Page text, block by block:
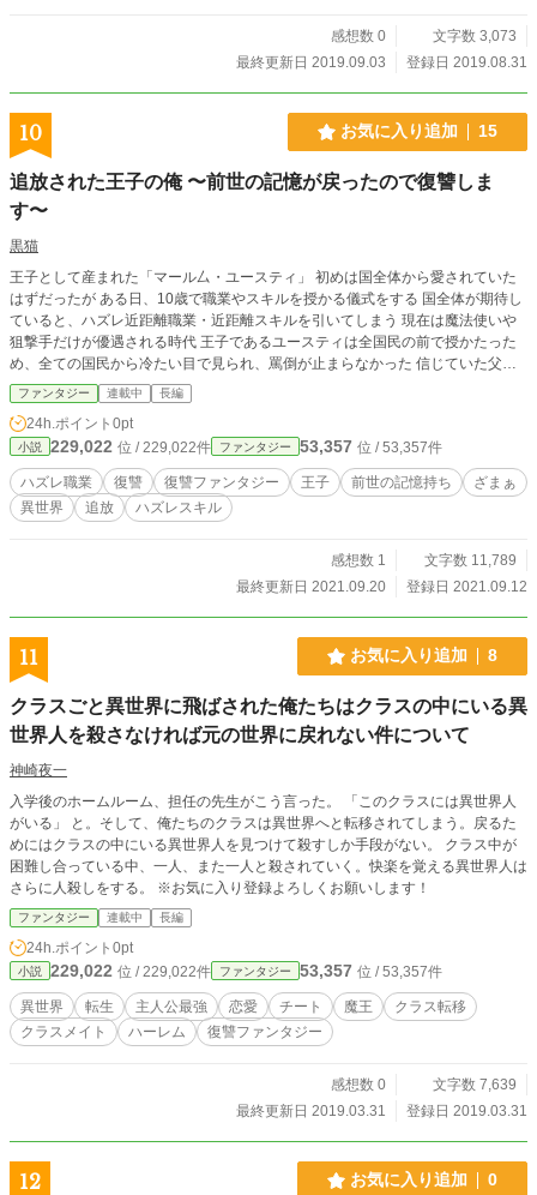
せずに死に、役目を果たしきるまで死ねない不死の魔物ゾンビになってしまう、
そこで出合ったアリサという同じく不死の魔物である少女曰くケイゴが死に革命
なかった。 自分の果たせなかった使命、革命を遂行させるためアリサと冒険
者の少年チャド・ダレンと自分と同じ名前である中年の男性のアベル・ダレンの
四人での冒険が始まった。
感想数 0
文字数 3,073
最終更新日 2019.09.03
登録日 2019.08.31
10 お気に入り追加 15
追放された王子の俺 〜前世の記憶が戻ったので復讐しま
す〜
黒猫
王子として産まれた「マール厶・ユースティ」 初めは国全体から愛されていた
はずだったが ある日、10歳で職業やスキルを授かる儀式をする 国全体が期待し
ていると、ハズレ近距離職業・近距離スキルを引いてしまう 現在は魔法使いや
狙撃手だけが優遇される時代 王子であるユースティは全国民の前で授かたった
め、全ての国民から冷たい目で見られ、罵倒が止まらなかった 信じていた父親
からも恥さらしだ！と国から追放されてしまう そして、この先どうしようかと
思ったとき……前世の記憶を思い出し、復讐することを誓う
ファンタジー 連載中 長編
24h.ポイント 0pt
小説 229,022 位 / 229,022件 ファンタジー 53,357 位 / 53,357件
ハズレ職業 復讐 復讐ファンタジー 王子 前世の記憶持ち
ざまぁ
異世界
追放 ハズレスキル
感想数 1
文字数 11,789
最終更新日 2021.09.20
登録日 2021.09.12
11 お気に入り追加 8
クラスごと異世界に飛ばされた俺たちはクラスの中にいる異
世界人を殺さなければ元の世界に戻れない件について
神崎夜一
入学後のホームルーム、担任の先生がこう言った。 「このクラスには異世界人
がいる」 と。そして、俺たちのクラスは異世界へと転移されてしまう。戻るた
めにはクラスの中にいる異世界人を見つけて殺すしか手段がない。 クラス中が
困難し合っている中、一人、また一人と殺されていく。快楽を覚える異世界人は
さらに人殺しをする。 ※お気に入り登録よろしくお願いします！
ファンタジー 連載中 長編
24h.ポイント 0pt
小説 229,022 位 / 229,022件 ファンタジー 53,357 位 / 53,357件
異世界 転生 主人公最強 恋愛 チート 魔王
クラス転移
クラスメイト
ハーレム 復讐ファンタジー
感想数 0
文字数 7,639
最終更新日 2019.03.31
登録日 2019.03.31
12 お気に入り追加 0